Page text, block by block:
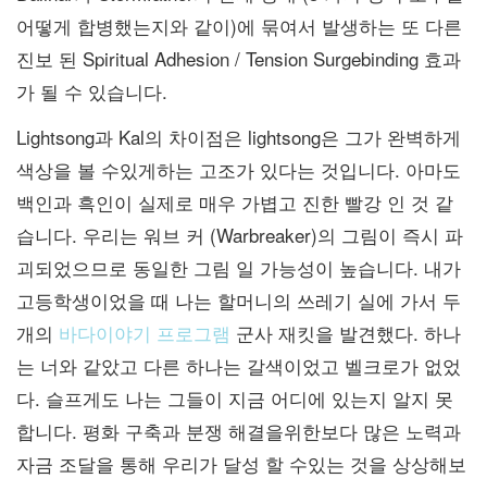
어떻게 합병했는지와 같이)에 묶여서 발생하는 또 다른
진보 된 Spiritual Adhesion / Tension Surgebinding 효과
가 될 수 있습니다.
Lightsong과 Kal의 차이점은 lightsong은 그가 완벽하게
색상을 볼 수있게하는 고조가 있다는 것입니다. 아마도
백인과 흑인이 실제로 매우 가볍고 진한 빨강 인 것 같
습니다. 우리는 워브 커 (Warbreaker)의 그림이 즉시 파
괴되었으므로 동일한 그림 일 가능성이 높습니다. 내가
고등학생이었을 때 나는 할머니의 쓰레기 실에 가서 두
개의 바다이야기 프로그램 군사 재킷을 발견했다. 하나
는 너와 같았고 다른 하나는 갈색이었고 벨크로가 없었
다. 슬프게도 나는 그들이 지금 어디에 있는지 알지 못
합니다. 평화 구축과 분쟁 해결을위한보다 많은 노력과
자금 조달을 통해 우리가 달성 할 수있는 것을 상상해보